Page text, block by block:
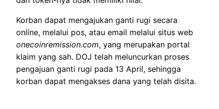
Korban dapat mengajukan ganti rugi secara
online, melalui pos, atau email melalui situs web
onecoinremission.com, yang merupakan portal
klaim yang sah. DOJ telah meluncurkan proses
pengajuan ganti rugi pada 13 April, sehingga
korban dapat mengakses dana yang telah disita.